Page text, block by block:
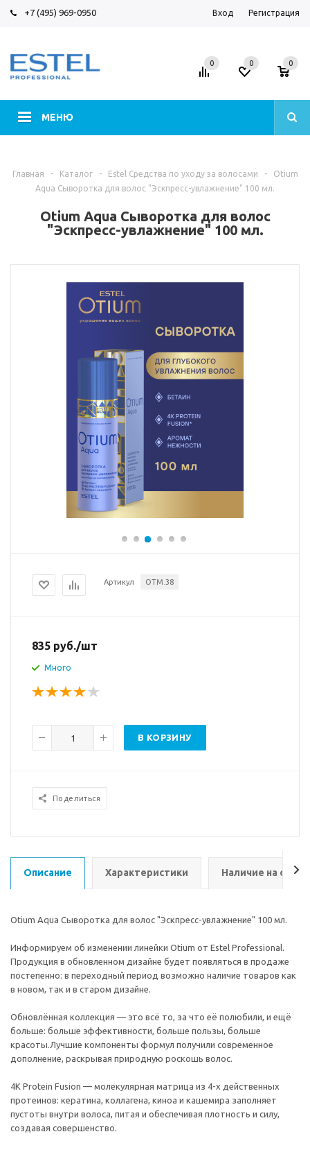
+7 (495) 969-0950 Вход Регистрация
МЕНЮ
0 0 0
Главная - Каталог - Estel Средства по уходу за волосами -
Otium
Aqua Сыворотка для волос "Эскпресс-увлажнение" 100 мл.
Otium Aqua Сыворотка для волос
"Эскпресс-увлажнение" 100 мл.
Артикул OTM.38
835 руб./шт
Много
В КОРЗИНУ
Поделиться
Описание Характеристики Наличие на
Otium Aqua Сыворотка для волос "Эскпресс-увлажнение" 100 мл.
Информируем об изменении линейки Otium от Estel Professional.
Продукция в обновленном дизайне будет появляться в продаже
постепенно: в переходный период возможно наличие товаров как
в новом, так и в старом дизайне.
Обновлённая коллекция — это всё то, за что её полюбили, и ещё
больше: больше эффективности, больше пользы, больше
красоты.Лучшие компоненты формул получили современное
дополнение, раскрывая природную роскошь волос.
4K Protein Fusion — молекулярная матрица из 4-х действенных
протеинов: кератина, коллагена, киноа и кашемира заполняет
пустоты внутри волоса, питая и обеспечивая плотность и силу,
создавая совершенство.